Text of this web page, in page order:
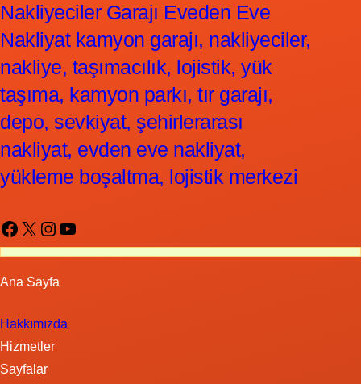
Nakliyeciler Garajı Eveden Eve
Nakliyat kamyon garajı, nakliyeciler,
nakliye, taşımacılık, lojistik, yük
taşıma, kamyon parkı, tır garajı,
depo, sevkiyat, şehirlerarası
nakliyat, evden eve nakliyat,
yükleme boşaltma, lojistik merkezi
Facebook X Instagram YouTube
Ana Sayfa
Hakkımızda
Hizmetler
Sayfalar